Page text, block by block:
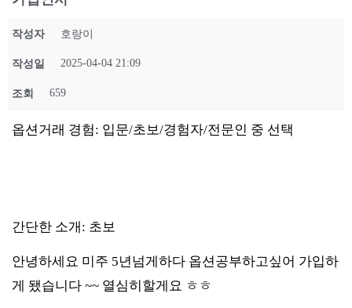
작성자 호랑이
작성일 2025-04-04 21:09
조회 659
옵션거래 경험: 입문/초보/경험자/전문인 중 선택
간단한 소개: 초보
안녕하세요 미주 5년넘게하다 옵션공부하고싶어 가입하
게 됐습니다 ~~ 열심히할게요 ㅎㅎ